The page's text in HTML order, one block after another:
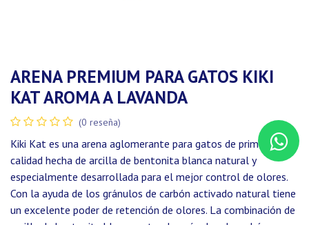
ARENA PREMIUM PARA GATOS KIKI
KAT AROMA A LAVANDA
(0 reseña)
Kiki Kat es una arena aglomerante para gatos de primera
calidad hecha de arcilla de bentonita blanca natural y
especialmente desarrollada para el mejor control de olores.
Con la ayuda de los gránulos de carbón activado natural tiene
un excelente poder de retención de olores. La combinación de